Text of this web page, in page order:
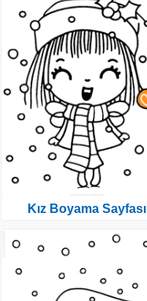
Kız Boyama Sayfası